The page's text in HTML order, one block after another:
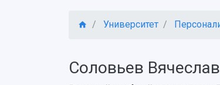
Университет
Соловьев